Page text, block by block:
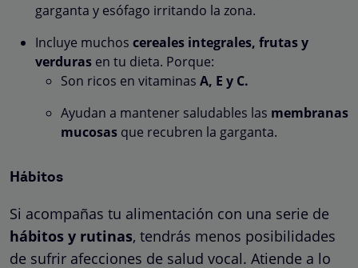
garganta y esófago irritando la zona.
Incluye muchos cereales integrales, frutas y
verduras en tu dieta. Porque:
Son ricos en vitaminas A, E y C.
Ayudan a mantener saludables las membranas
mucosas que recubren la garganta.
Hábitos
Si acompañas tu alimentación con una serie de
hábitos y rutinas, tendrás menos posibilidades
de sufrir afecciones de salud vocal. Atiende a lo